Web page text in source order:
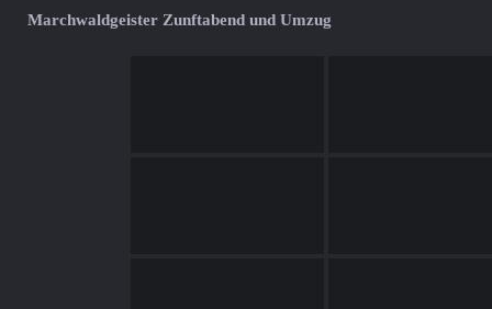
Marchwaldgeister Zunftabend und Umzug